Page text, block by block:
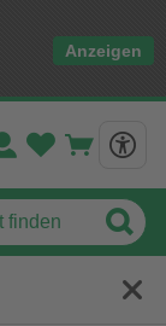
Anzeigen